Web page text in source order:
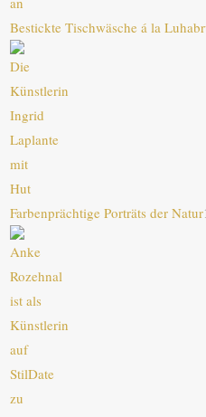
Bestickte Tischwäsche á la
Farbenprächtige Porträts der Natur